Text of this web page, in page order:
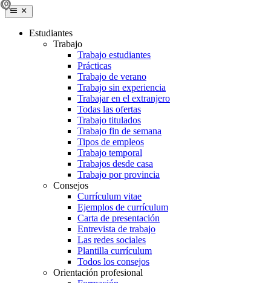
Estudiantes
Trabajo
Trabajo estudiantes
Prácticas
Trabajo de verano
Trabajo sin experiencia
Trabajar en el extranjero
Todas las ofertas
Trabajo titulados
Trabajo fin de semana
Tipos de empleos
Trabajo temporal
Trabajos desde casa
Trabajo por provincia
Consejos
Currículum vitae
Ejemplos de currículum
Carta de presentación
Entrevista de trabajo
Las redes sociales
Plantilla currículum
Todos los consejos
Orientación profesional